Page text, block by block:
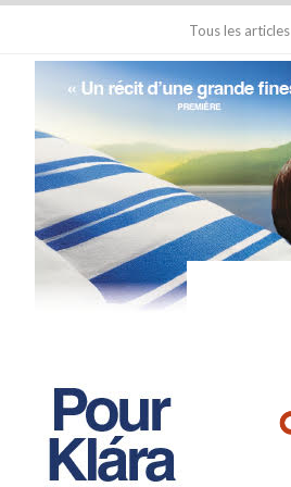
Tous les articles